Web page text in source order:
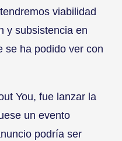
viabilidad
y subsistencia en
se ha podido ver con
You, fue lanzar la
un evento
podría ser